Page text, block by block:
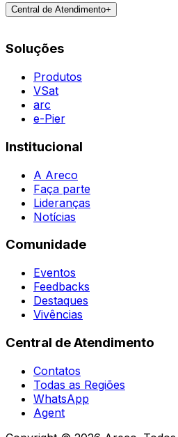
Lideranças
Eventos
Vivências
Central de Atendimento+
Todas as Regiões
Agent
Soluções
Produtos
VSat
arc
e-Pier
Institucional
A Areco
Faça parte
Lideranças
Notícias
Comunidade
Eventos
Feedbacks
Destaques
Vivências
Central de Atendimento
Contatos
Todas as Regiões
WhatsApp
Agent